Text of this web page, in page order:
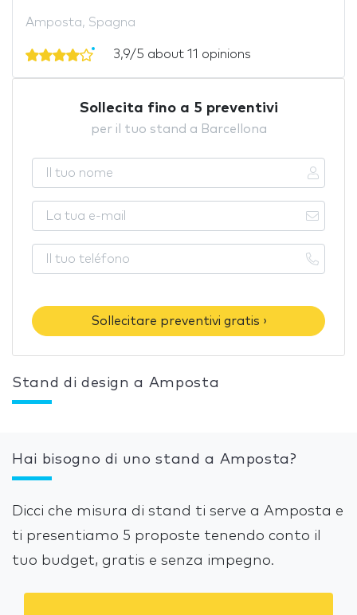
Amposta, Spagna
3,9/5 about 11 opinions
Sollecita fino a 5 preventivi
per il tuo stand a Barcellona
Sollecitare preventivi gratis ›
Stand di design a Amposta
Hai bisogno di uno stand a Amposta?
Dicci che misura di stand ti serve a Amposta e
ti presentiamo 5 proposte tenendo conto il
tuo budget, gratis e senza impegno.